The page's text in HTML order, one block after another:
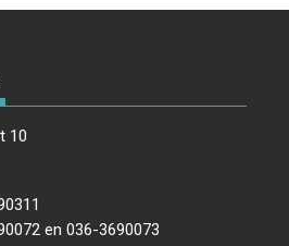
10
en 036-3690073